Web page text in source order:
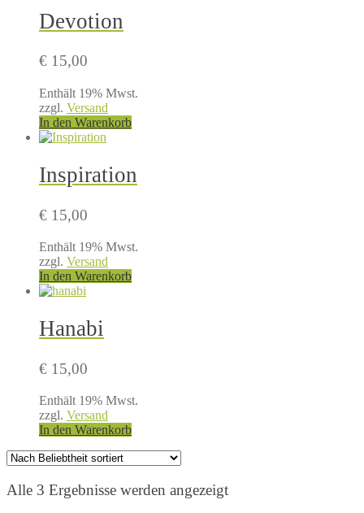
Devotion
€ 15,00
Enthält 19% Mwst.
zzgl. Versand
In den Warenkorb
Inspiration
€ 15,00
Enthält 19% Mwst.
zzgl. Versand
In den Warenkorb
Hanabi
€ 15,00
Enthält 19% Mwst.
zzgl. Versand
In den Warenkorb
Alle 3 Ergebnisse werden angezeigtNach